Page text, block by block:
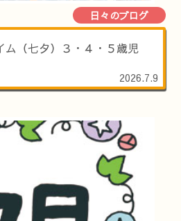
日々のブログ
（七夕）３・４・５歳児
2026.7.9